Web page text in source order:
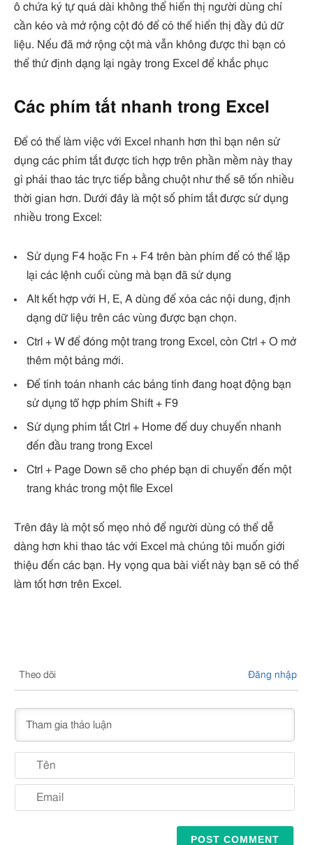
ô chứa ký tự quá dài không thể hiển thị người dùng chỉ
cần kéo và mở rộng cột đó để có thể hiển thị đầy đủ dữ
liệu. Nếu đã mở rộng cột mà vẫn không được thì bạn có
thể thử định dạng lại ngày trong Excel để khắc phục
Các phím tắt nhanh trong Excel
Để có thể làm việc với Excel nhanh hơn thì bạn nên sử
dụng các phím tắt được tích hợp trên phần mềm này thay
gì phải thao tác trực tiếp bằng chuột như thế sẽ tốn nhiều
thời gian hơn. Dưới đây là một số phím tắt được sử dụng
nhiều trong Excel:
Sử dụng F4 hoặc Fn + F4 trên bàn phím để có thể lặp
lại các lệnh cuối cùng mà bạn đã sử dụng
Alt kết hợp với H, E, A dùng để xóa các nội dung, định
dạng dữ liệu trên các vùng được bạn chọn.
Ctrl + W để đóng một trang trong Excel, còn Ctrl + O mở
thêm một bảng mới.
Để tính toán nhanh các bảng tính đang hoạt động bạn
sử dụng tổ hợp phím Shift + F9
Sử dụng phím tắt Ctrl + Home để duy chuyển nhanh
đến đầu trang trong Excel
Ctrl + Page Down sẽ cho phép bạn di chuyển đến một
trang khác trong một file Excel
Trên đây là một số mẹo nhỏ để người dùng có thể dễ
dàng hơn khi thao tác với Excel mà chúng tôi muốn giới
thiệu đến các bạn. Hy vọng qua bài viết này bạn sẽ có thể
làm tốt hơn trên Excel.
Theo dõi Đăng nhập